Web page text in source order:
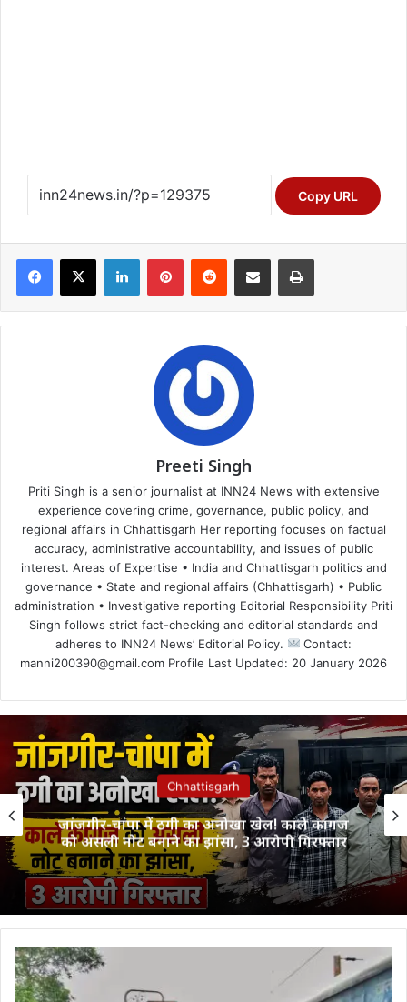
Copy URL
Facebook
X LinkedInPinterestReddit Share via Email Print
Preeti Singh
Priti Singh is a senior journalist at INN24 News with extensive
experience covering crime, governance, public policy, and
regional affairs in Chhattisgarh Her reporting focuses on factual
accuracy, administrative accountability, and issues of public
interest. Areas of Expertise • India and Chhattisgarh politics and
governance • State and regional affairs (Chhattisgarh) • Public
administration • Investigative reporting Editorial Responsibility Priti
Singh follows strict fact-checking and editorial standards and
adheres to INN24 News’ Editorial Policy.
Contact:
manni200390@gmail.com Profile Last Updated: 20 January 2026
Chhattisgarh
जांजगीर-चांपा में ठगी का अनोखा खेल! काले कागज
को असली नोट बनाने का झांसा, 3 आरोपी गिरफ्तार
यात्रियों
को
झटका!